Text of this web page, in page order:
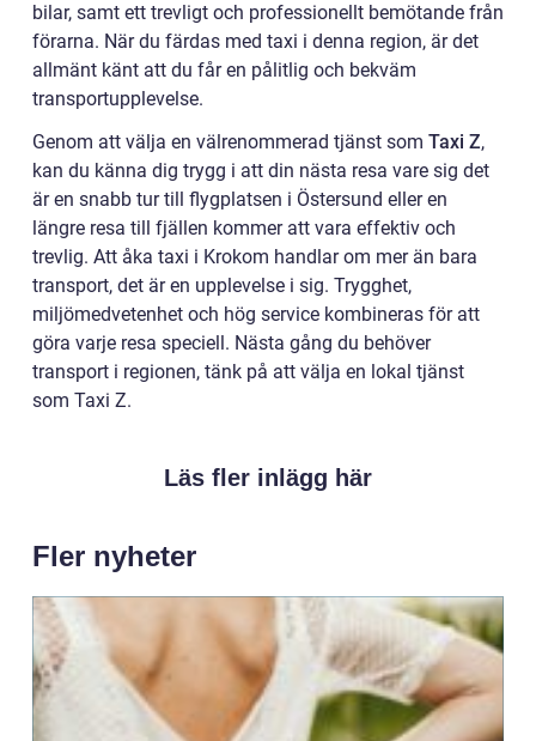
bilar, samt ett trevligt och professionellt bemötande från
förarna. När du färdas med taxi i denna region, är det
allmänt känt att du får en pålitlig och bekväm
transportupplevelse.
Genom att välja en välrenommerad tjänst som Taxi Z,
kan du känna dig trygg i att din nästa resa vare sig det
är en snabb tur till flygplatsen i Östersund eller en
längre resa till fjällen kommer att vara effektiv och
trevlig. Att åka taxi i Krokom handlar om mer än bara
transport, det är en upplevelse i sig. Trygghet,
miljömedvetenhet och hög service kombineras för att
göra varje resa speciell. Nästa gång du behöver
transport i regionen, tänk på att välja en lokal tjänst
som Taxi Z.
Läs fler inlägg här
Fler nyheter